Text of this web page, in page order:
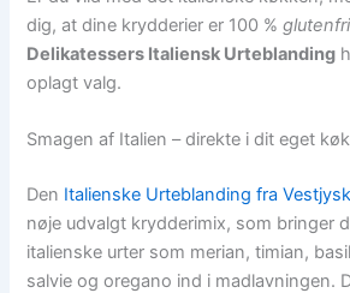
dig, at dine krydderier er 100 %glutenfri
Delikatessers Italiensk Urteblanding
oplagt valg.
Smagen af Italien – direkte i dit eget
Den Italienske Urteblanding fra
nøje udvalgt krydderimix, som bringer
italienske urter som merian, timian,
salvie og oregano ind i madlavningen.